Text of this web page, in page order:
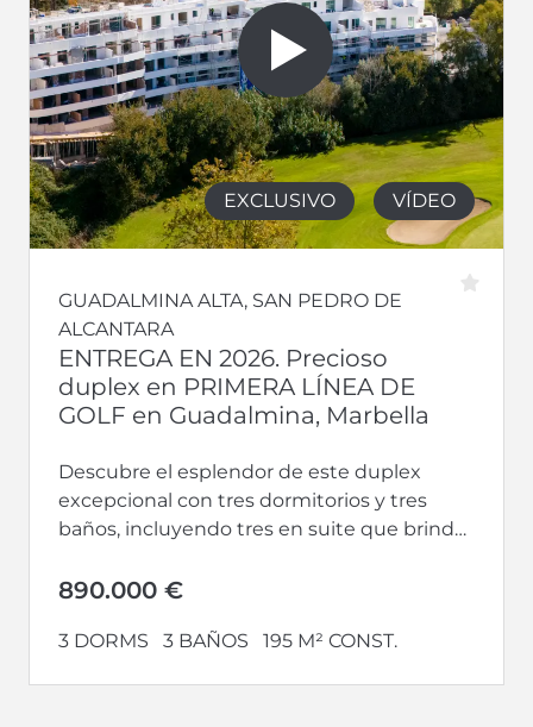
EXCLUSIVO VÍDEO
GUADALMINA ALTA, SAN PEDRO DE
ALCANTARA
ENTREGA EN 2026. Precioso
duplex en PRIMERA LÍNEA DE
GOLF en Guadalmina, Marbella
Descubre el esplendor de este duplex
excepcional con tres dormitorios y tres
baños, incluyendo tres en suite que brinda
890.000 €
3 DORMS 3 BAÑOS 195 M² CONST.